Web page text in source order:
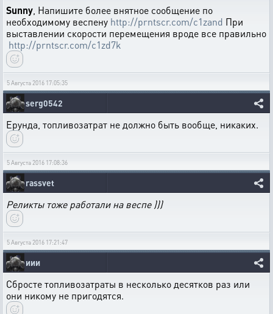
Sunny , Напишите более внятное сообщение по
необходимому веспену http://prntscr.com/c1zand При
выставлении скорости перемещения вроде все правильно
http://prntscr.com/c1zd7k
5 Августа 2016 17:05:35
serg0542
Ерунда, топливозатрат не должно быть вообще, никаких.
5 Августа 2016 17:08:36
rassvet
Реликты тоже работали на веспе )))
5 Августа 2016 17:21:47
иии
Сбросте топливозатраты в несколько десятков раз или
они никому не пригодятся.